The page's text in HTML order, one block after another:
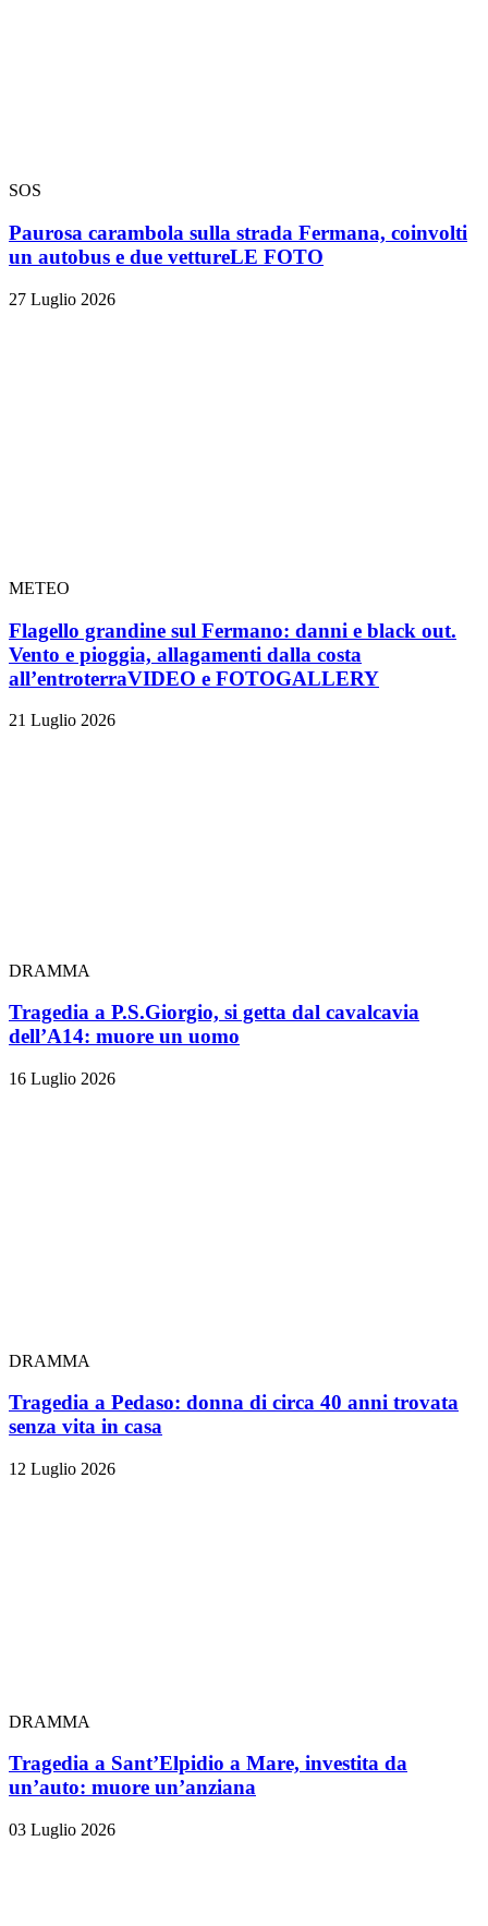
SOS
Paurosa carambola sulla strada Fermana, coinvolti
un autobus e due vettureLE FOTO
27 Luglio 2026
METEO
Flagello grandine sul Fermano: danni e black out.
Vento e pioggia, allagamenti dalla costa
all’entroterraVIDEO e FOTOGALLERY
21 Luglio 2026
DRAMMA
Tragedia a P.S.Giorgio, si getta dal cavalcavia
dell’A14: muore un uomo
16 Luglio 2026
DRAMMA
Tragedia a Pedaso: donna di circa 40 anni trovata
senza vita in casa
12 Luglio 2026
DRAMMA
Tragedia a Sant’Elpidio a Mare, investita da
un’auto: muore un’anziana
03 Luglio 2026